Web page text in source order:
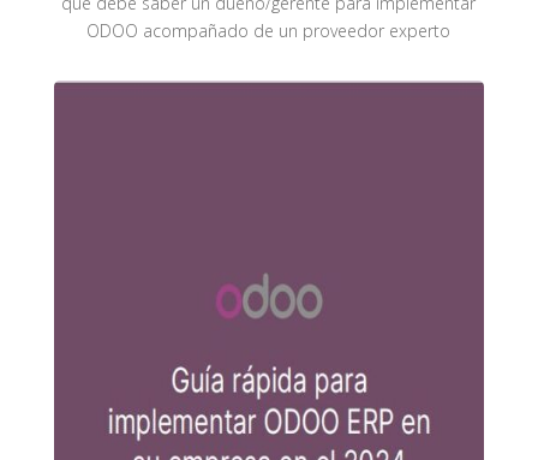
ODOO acompañado de un proveedor experto